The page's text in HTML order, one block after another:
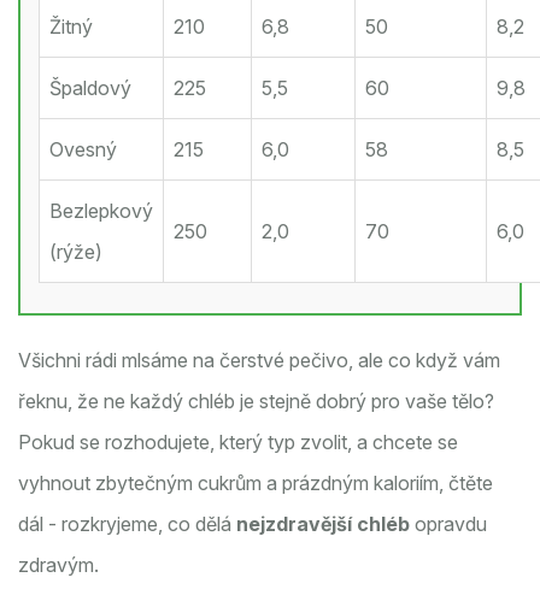
Žitný 210 6,8 50 8,2
Špaldový 225 5,5 60 9,8
Ovesný 215 6,0 58 8,5
Bezlepkový
(rýže)
250 2,0 70 6,0
Všichni rádi mlsáme na čerstvé pečivo, ale co když vám
řeknu, že ne každý chléb je stejně dobrý pro vaše tělo?
Pokud se rozhodujete, který typ zvolit, a chcete se
vyhnout zbytečným cukrům a prázdným kaloriím, čtěte
dál - rozkryjeme, co dělá nejzdravější chléb opravdu
zdravým.